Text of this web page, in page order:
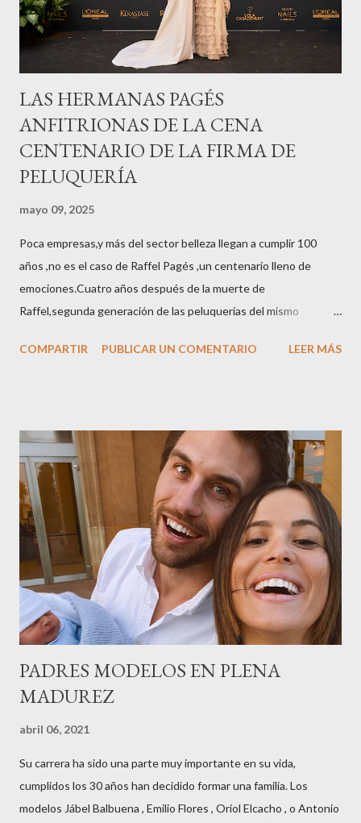
LAS HERMANAS PAGÉS
ANFITRIONAS DE LA CENA
CENTENARIO DE LA FIRMA DE
PELUQUERÍA
mayo 09, 2025
Poca empresas,y más del sector belleza llegan a cumplir 100
años ,no es el caso de Raffel Pagés ,un centenario lleno de
emociones.Cuatro años después de la muerte de
Raffel,segunda generación de las peluquerías del mismo
sector en una cena de reconocimiento.Sus hijas Carolina (CEO
peluquería del grupo.Justo hace unos días Carol Pagés nos
contaba detalles del homenaje en Actualida Rosa en RCE
radio,en el programa que presento todos los jueves de 17 a 18
horas . Carolina y Quionia Pagés Carolina Pagés La cita ,en el
Museu Marítim de BCN ,en las Drassanes reunió a figuras
destacadas del sector,así como clientes, autoridades y medios
de comunicación, en una velada inolvidable bajo el lema “Cien
años peinando almas, creando belleza,i...
COMPARTIR PUBLICAR UN COMENTARIO LEER MÁS
PADRES MODELOS EN PLENA
MADUREZ
abril 06, 2021
Su carrera ha sido una parte muy importante en su vida,
cumplidos los 30 años han decidido formar una familia. Los
modelos Jábel Balbuena , Emilio Flores , Oriol Elcacho , o Antonio